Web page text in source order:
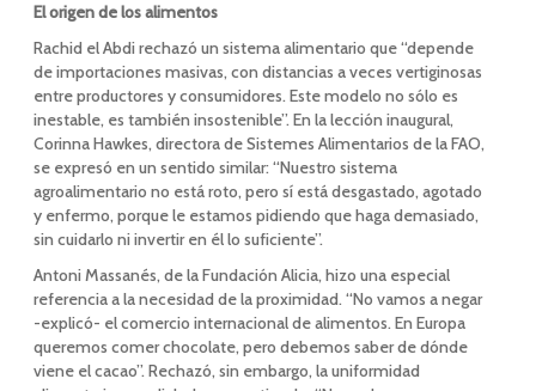
El origen de los alimentos
Rachid el Abdi rechazó un sistema alimentario que “depende
de importaciones masivas, con distancias a veces vertiginosas
entre productores y consumidores. Este modelo no sólo es
inestable, es también insostenible”. En la lección inaugural,
Corinna Hawkes, directora de Sistemes Alimentarios de la FAO,
se expresó en un sentido similar: “Nuestro sistema
agroalimentario no está roto, pero sí está desgastado, agotado
y enfermo, porque le estamos pidiendo que haga demasiado,
sin cuidarlo ni invertir en él lo suficiente”.
Antoni Massanés, de la Fundación Alicia, hizo una especial
referencia a la necesidad de la proximidad. “No vamos a negar
-explicó- el comercio internacional de alimentos. En Europa
queremos comer chocolate, pero debemos saber de dónde
viene el cacao”. Rechazó, sin embargo, la uniformidad